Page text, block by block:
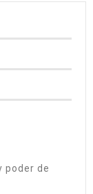
poder de